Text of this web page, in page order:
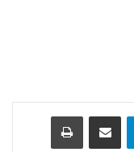
تيلقرام